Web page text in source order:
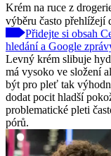
Krém na ruce z
výběru často přehlížejí
Přidejte si obsah
hledání a Google
Levný krém slibuje
má vysoko ve složení
být pro pleť tak
dodat pocit hladší
problematické pleti
pórů.